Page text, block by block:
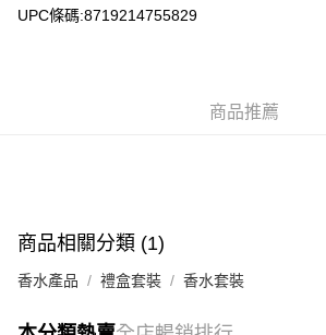
WeChat Pay
JD京東物流，訂單確認發貨後2-4個工作天送達
UPC條碼:8719214755829
商品推薦
商品相關分類 (1)
香水產品 禮盒套裝 香水套裝